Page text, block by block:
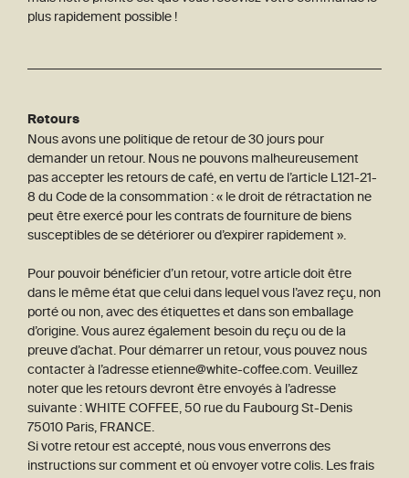
plus rapidement possible !
Retours
Nous avons une politique de retour de 30 jours pour
demander un retour. Nous ne pouvons malheureusement
pas accepter les retours de café, en vertu de l’article L121-21-
8 du Code de la consommation : « le droit de rétractation ne
peut être exercé pour les contrats de fourniture de biens
susceptibles de se détériorer ou d’expirer rapidement ».
Pour pouvoir bénéficier d’un retour, votre article doit être
dans le même état que celui dans lequel vous l’avez reçu, non
porté ou non, avec des étiquettes et dans son emballage
d’origine. Vous aurez également besoin du reçu ou de la
preuve d’achat. Pour démarrer un retour, vous pouvez nous
contacter à l’adresse etienne@white-coffee.com. Veuillez
noter que les retours devront être envoyés à l’adresse
suivante : WHITE COFFEE, 50 rue du Faubourg St-Denis
75010 Paris, FRANCE.
Si votre retour est accepté, nous vous enverrons des
instructions sur comment et où envoyer votre colis. Les frais